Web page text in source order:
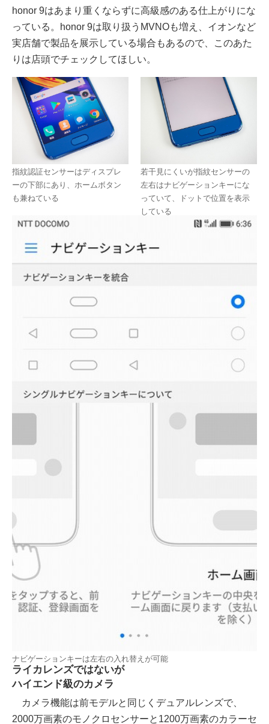
honor 9はあまり重くならずに高級感のある仕上がりにな
っている。honor 9は取り扱うMVNOも増え、イオンなど
実店舗で製品を展示している場合もあるので、このあた
りは店頭でチェックしてほしい。
指紋認証センサーはディスプレ
ーの下部にあり、ホームボタン
も兼ねている
若干見にくいが指紋センサーの
左右はナビゲーションキーにな
っていて、ドットで位置を表示
している
ナビゲーションキーは左右の入れ替えが可能
ライカレンズではないが
ハイエンド級のカメラ
カメラ機能は前モデルと同じくデュアルレンズで、
2000万画素のモノクロセンサーと1200万画素のカラーセ